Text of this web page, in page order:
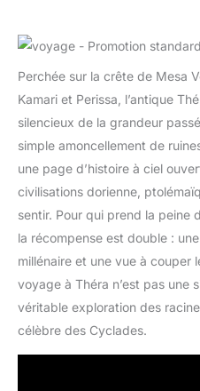
Perchée sur la crête de Mesa
Kamari et Perissa, l’antique
silencieux de la grandeur
simple amoncellement de
une page d’histoire à ciel
civilisations dorienne,
sentir. Pour qui prend la peine
la récompense est double :
millénaire et une vue à couper
voyage à Théra n’est pas une
véritable exploration des
célèbre des Cyclades.